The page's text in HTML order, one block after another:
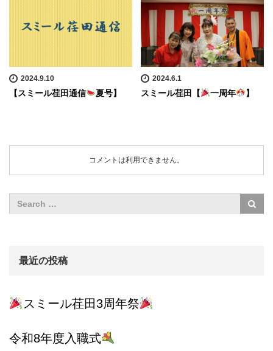
2024.9.10
【スミール荏田通信 夏号】
2024.6.1
スミール荏田【 一周年 】
コメントは利用できません。
最近の投稿
スミール荏田3周年祭
令和8年度入職式